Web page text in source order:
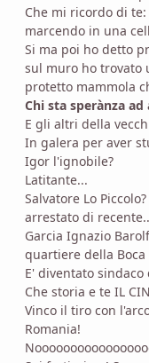
Che mi ricordo di
marcendo in una
Si ma poi ho detto
sul muro ho trovato
protetto mammola
Chi sta sperànza
E gli altri della
In galera per aver
Igor l'ignobile?
Latitante...
Salvatore Lo Piccolo?
arrestato di
Garcia Ignazio
quartiere della
E' diventato
Che storia e te IL
Vinco il tiro con
Romania!